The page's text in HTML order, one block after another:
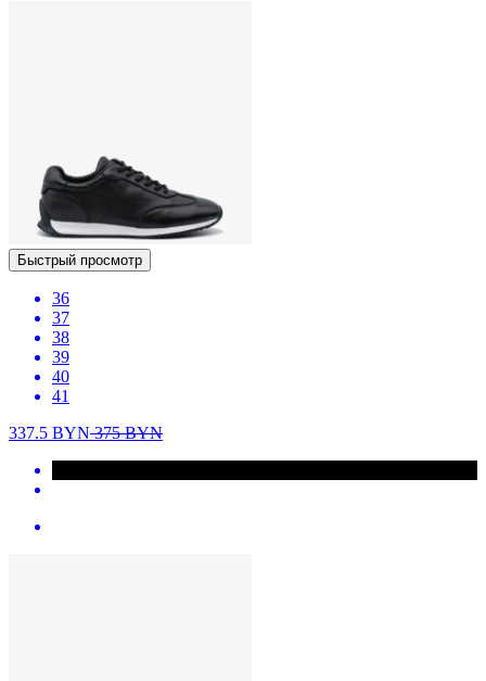
Быстрый просмотр
36
37
38
39
40
41
337.5 BYN375BYN